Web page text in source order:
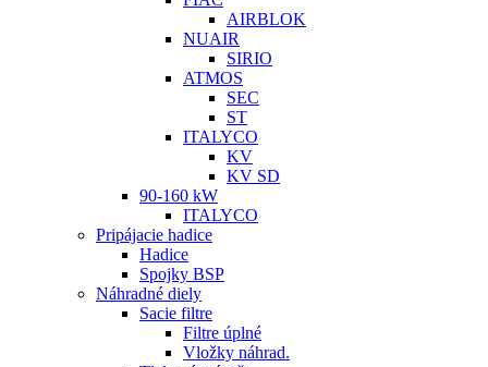
AIRBLOK
NUAIR
SIRIO
ATMOS
SEC
ST
ITALYCO
KV
KV SD
90-160 kW
ITALYCO
Pripájacie hadice
Hadice
Spojky BSP
Náhradné diely
Sacie filtre
Filtre úplné
Vložky náhrad.